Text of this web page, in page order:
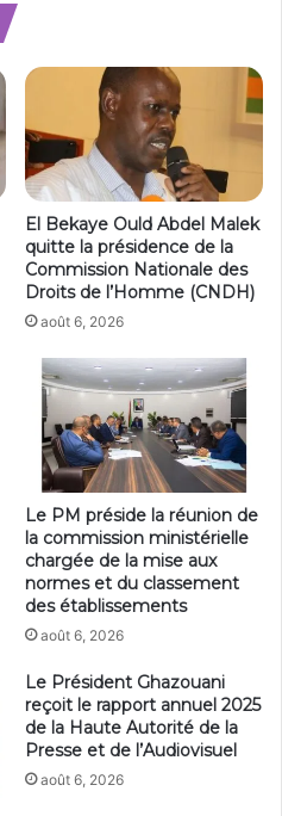
El Bekaye Ould Abdel Malek
quitte la présidence de la
Commission Nationale des
Droits de l’Homme (CNDH)
août 6, 2026
Le PM préside la réunion de
la commission ministérielle
chargée de la mise aux
normes et du classement
des établissements
août 6, 2026
Le Président Ghazouani
reçoit le rapport annuel 2025
de la Haute Autorité de la
Presse et de l’Audiovisuel
août 6, 2026